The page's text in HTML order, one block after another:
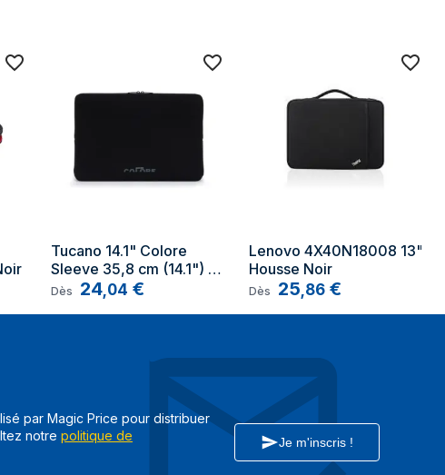
(2018-2020), MacBook Air (M2, 2022)
recyclés
Polyéthylène téréphthalate (PET), Polyuréthane
Fermeture à glissière
1
Tucano 14.1" Colore
Sleeve 35,8 cm (14.1")
Housse Noir
Dès 24,04 €
Lenovo 4X40N18008 13"
Housse Noir
Dès 25,86 €
par Magic Price pour distribuer
notre politique de
Je m'inscris !